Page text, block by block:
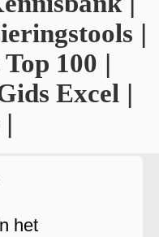
|
100 |
Excel |
|
het